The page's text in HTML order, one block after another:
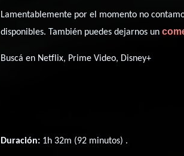
Lamentablemente por el momento no
disponibles. También puedes dejarnos un
Buscá en Netflix, Prime Video, Disney+
Duración: 1h 32m (92 minutos) .